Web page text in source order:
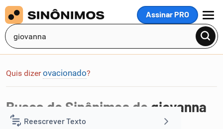
Assinar PRO
MENU
Reescrever Texto
Quis dizer ovacionado?
Busca de Sinônimos de giovanna
Foi encontrada 1 palavra na busca por